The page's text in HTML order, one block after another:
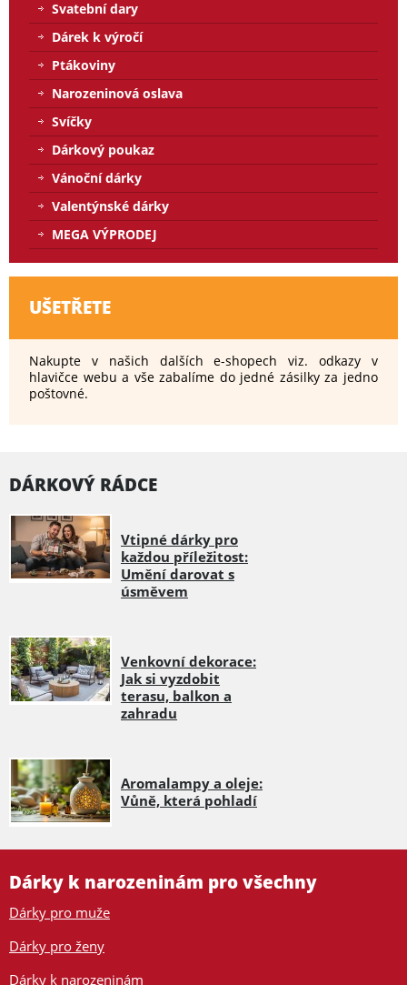
Svatební dary
Dárek k výročí
Ptákoviny
Narozeninová oslava
Svíčky
Dárkový poukaz
Vánoční dárky
Valentýnské dárky
MEGA VÝPRODEJ
UŠETŘETE
Nakupte v našich dalších e-shopech viz. odkazy v
hlavičce webu a vše zabalíme do jedné zásilky za jedno
poštovné.
DÁRKOVÝ RÁDCE
Vtipné dárky pro
každou příležitost:
Umění darovat s
úsměvem
Venkovní dekorace:
Jak si vyzdobit
terasu, balkon a
zahradu
Aromalampy a oleje:
Vůně, která pohladí
Dárky k narozeninám pro všechny
Dárky pro muže
Dárky pro ženy
Dárky k narozeninám